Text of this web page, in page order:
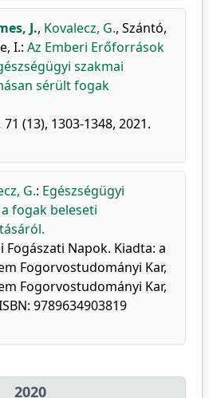
J., Kovalecz, G., Szántó,
I.: Az Emberi Erőforrások
szakmai
sérült fogak
71 (13), 1303-1348, 2021.
G.: Egészségügyi
fogak beleseti
Fogászati Napok. Kiadta: a
Fogorvostudományi Kar,
Fogorvostudományi Kar,
9789634903819
2020